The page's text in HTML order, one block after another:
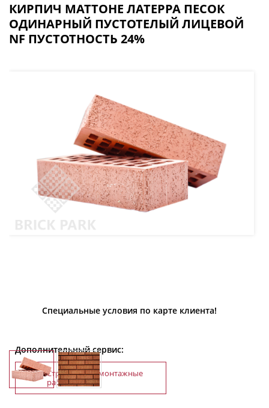
КИРПИЧ МАТТОНЕ ЛАТЕРРА ПЕСОК
ОДИНАРНЫЙ ПУСТОТЕЛЫЙ ЛИЦЕВОЙ
NF ПУСТОТНОСТЬ 24%
Специальные условия по карте клиента!
Дополнительный сервис:
Строительно-монтажные
работы